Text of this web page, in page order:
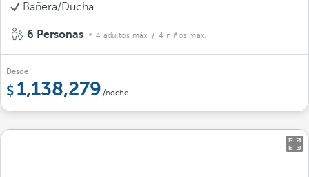
Bañera/Ducha
6 Personas 4 adultos máx. / 4 niños máx.
Desde
1,138,279 /noche